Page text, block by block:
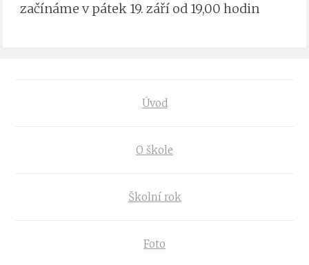
začínáme v pátek 19. září od 19,00 hodin
Úvod
O škole
Školní rok
Foto